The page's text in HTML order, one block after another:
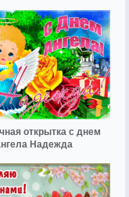
открытка с днем
Надежда